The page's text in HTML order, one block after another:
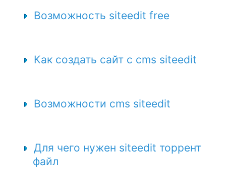
Возможность siteedit free
Как создать сайт с cms siteedit
Возможности cms siteedit
Для чего нужен siteedit торрент
файл